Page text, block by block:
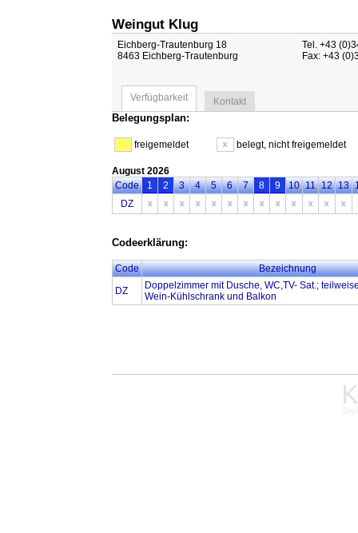
Weingut Klug
Eichberg-Trautenburg 18
8463 Eichberg-Trautenburg
Tel. +43
Fax: +43
Verfügbarkeit Kontakt
Belegungsplan:
freigemeldet belegt, nicht freigemeldet
August 2026
Code
1 2 3 4 5 6 7 8 9 10 11 12 13
DZ
Codeerklärung:
Code
Bezeichnung
DZ
Doppelzimmer mit Dusche, WC,TV- Sat.;
Wein-Kühlschrank und Balkon